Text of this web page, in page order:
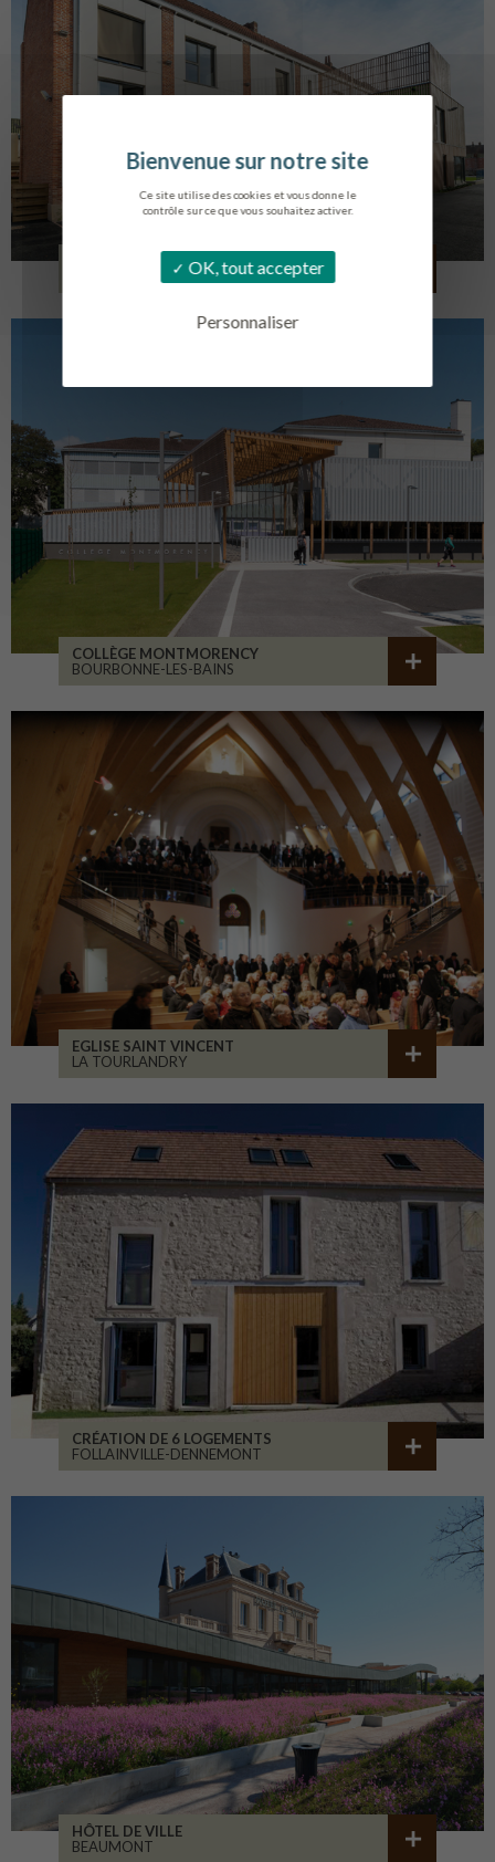
Ce site utilise des cookies et vous donne le
contrôle sur ce que vous souhaitez activer.
OK, tout accepter
Personnaliser
LOG. JEUNES TRAVAILLEURS
COLLÈGE MONTMORENCY
BOURBONNE-LES-BAINS
EGLISE SAINT VINCENT
LA TOURLANDRY
CRÉATION DE 6 LOGEMENTS
FOLLAINVILLE-DENNEMONT
HÔTEL DE VILLE
BEAUMONT